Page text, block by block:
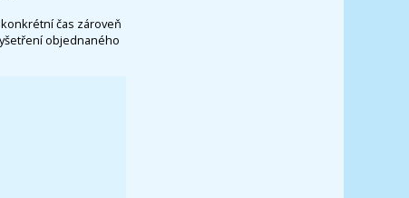
čas zároveň
objednaného